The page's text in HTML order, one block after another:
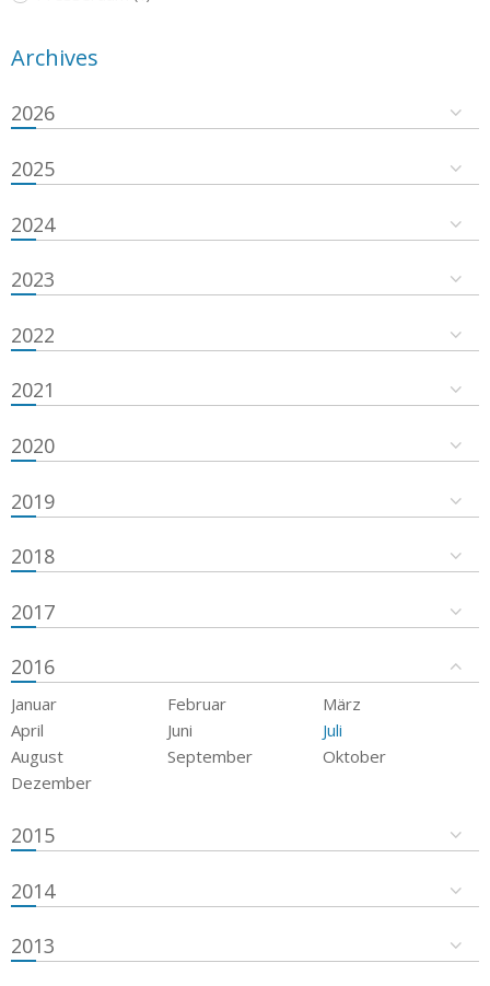
Archives
2026
2025
2024
2023
2022
2021
2020
2019
2018
2017
2016
Januar Februar
März
April
Juni
Juli
August
September
Oktober
Dezember
2015
2014
2013